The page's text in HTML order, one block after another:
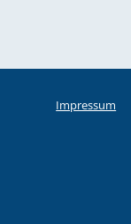
Impressum